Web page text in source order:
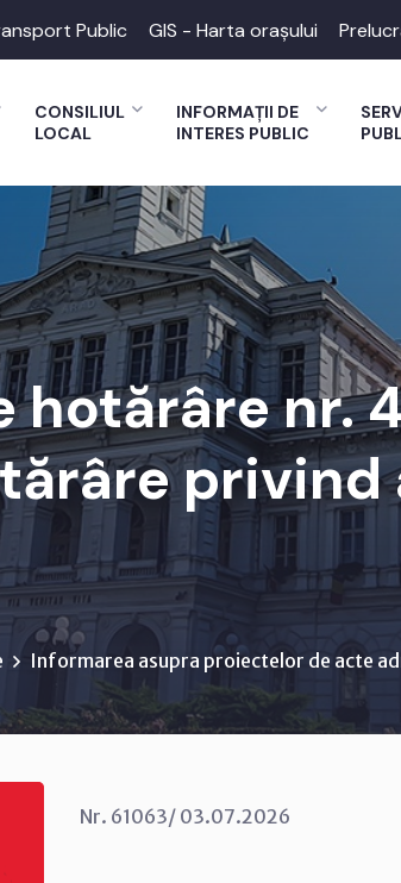
Public GIS - Harta orașului
CONSILIUL
LOCAL
INFORMAȚII DE
INTERES PUBLIC
hotărâre nr.
privind
Informarea asupra proiectelor de acte
Nr. 61063/ 03.07.2026